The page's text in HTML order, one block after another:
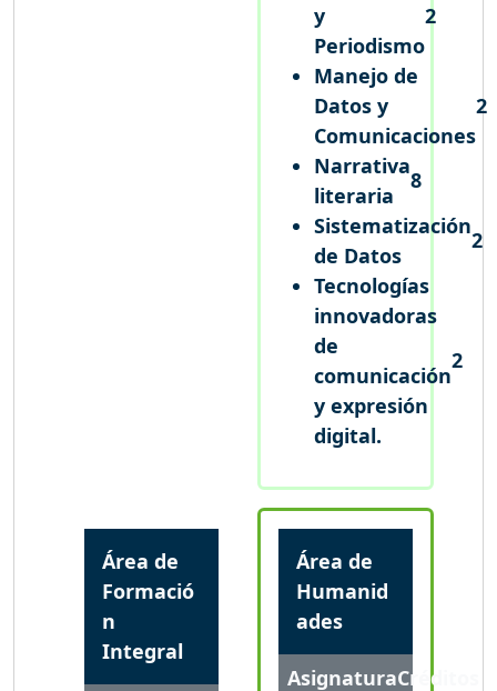
y
Periodismo
2
Manejo de
Datos y
Comunicaciones
2
Narrativa
literaria
8
Sistematización
de Datos
2
Tecnologías
innovadoras
de
comunicación
y expresión
digital.
2
Área de
Formació
n
Integral
Área de
Humanid
ades
AsignaturaCréditos